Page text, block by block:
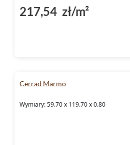
217,54 zł/m²
Cerrad Marmo
Wymiary: 59.70 x 119.70 x 0.80